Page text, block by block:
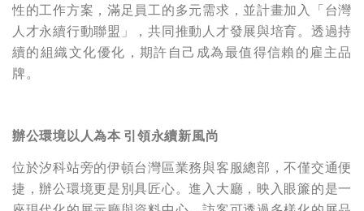
性的工作方案，滿足員工的多元需求，並計畫加入「台灣
人才永續行動聯盟」，共同推動人才發展與培育。透過持
續的組織文化優化，期許自己成為最值得信賴的雇主品
牌。
辦公環境以人為本 引領永續新風尚
位於汐科站旁的伊頓台灣區業務與客服總部，不僅交通便
捷，辦公環境更是別具匠心。進入大廳，映入眼簾的是一